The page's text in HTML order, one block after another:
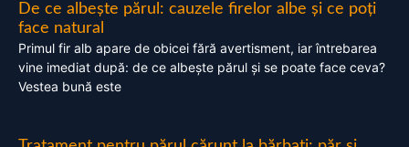
De ce albește părul: cauzele firelor albe și ce poți
face natural
Primul fir alb apare de obicei fără avertisment, iar întrebarea
vine imediat după: de ce albește părul și se poate face ceva?
Vestea bună este